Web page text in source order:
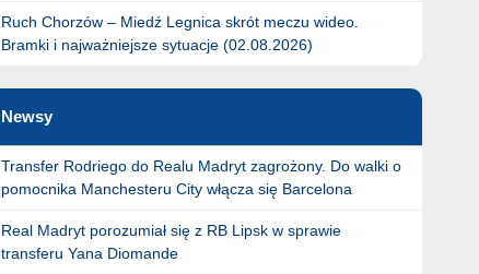
Ruch Chorzów – Miedź Legnica skrót meczu wideo.
Bramki i najważniejsze sytuacje (02.08.2026)
Newsy
Transfer Rodriego do Realu Madryt zagrożony. Do walki o
pomocnika Manchesteru City włącza się Barcelona
Real Madryt porozumiał się z RB Lipsk w sprawie
transferu Yana Diomande